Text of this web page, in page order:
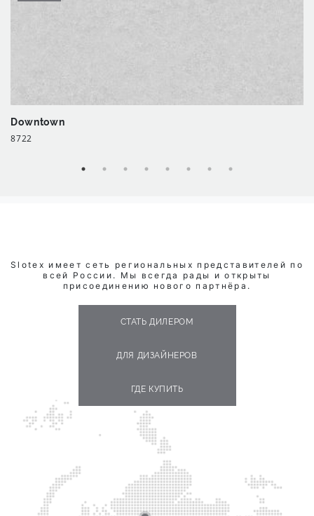
Downtown
8722
Slotex имеет сеть региональных представителей по
всей России. Мы всегда рады и открыты
присоединению нового партнёра.
СТАТЬ ДИЛЕРОМ
ДЛЯ ДИЗАЙНЕРОВ
ГДЕ КУПИТЬ